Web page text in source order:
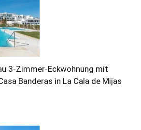
3-Zimmer-Eckwohnung mit
Banderas in La Cala de Mijas